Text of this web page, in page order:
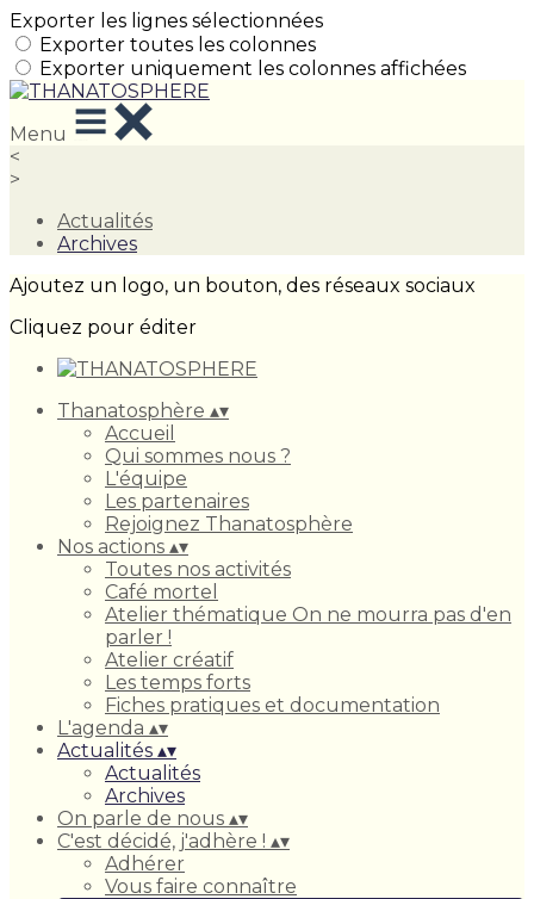
Exporter les lignes sélectionnées
Exporter toutes les colonnes
Exporter uniquement les colonnes affichées
Menu
<
>
Actualités
Archives
Ajoutez un logo, un bouton, des réseaux sociaux
Cliquez pour éditer
Thanatosphère ▴▾
Accueil
Qui sommes nous ?
L'équipe
Les partenaires
Rejoignez Thanatosphère
Nos actions ▴▾
Toutes nos activités
Café mortel
Atelier thématique On ne mourra pas d'en
parler !
Atelier créatif
Les temps forts
Fiches pratiques et documentation
L'agenda ▴▾
Actualités ▴▾
Actualités
Archives
On parle de nous ▴▾
C'est décidé, j'adhère ! ▴▾
Adhérer
Vous faire connaître